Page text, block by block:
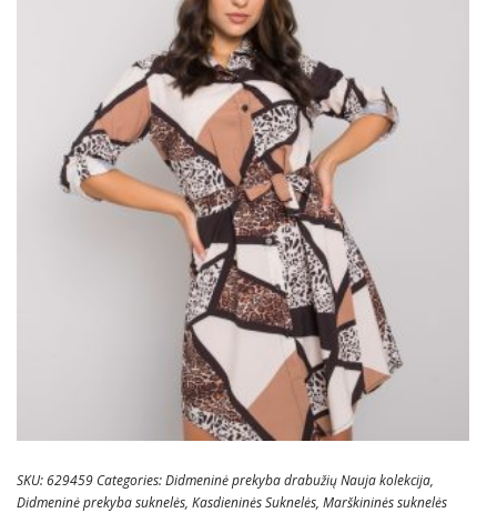
SKU:629459 Categories:Didmeninė prekyba drabužių Nauja kolekcija,
Didmeninė prekyba suknelės, Kasdieninės Suknelės, Marškininės suknelės